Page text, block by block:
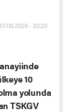
- 20:29
10
yolunda
TSKGV